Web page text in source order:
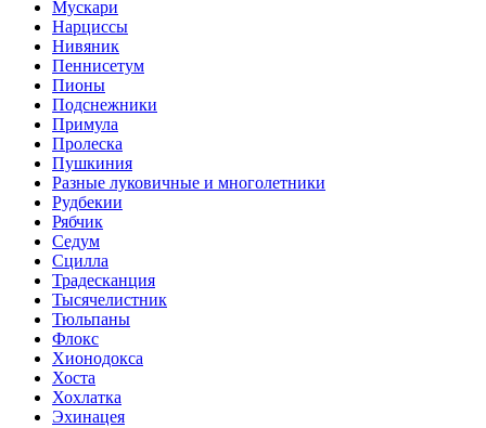
Мускари
Нарциссы
Нивяник
Пеннисетум
Пионы
Подснежники
Примула
Пролеска
Пушкиния
Разные луковичные и многолетники
Рудбекии
Рябчик
Седум
Сцилла
Традесканция
Тысячелистник
Тюльпаны
Флокс
Хионодокса
Хоста
Хохлатка
Эхинацея